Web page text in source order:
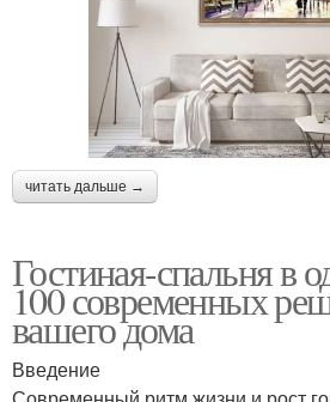
читать дальше →
Гостиная-спальня в
100 современных
вашего дома
Введение